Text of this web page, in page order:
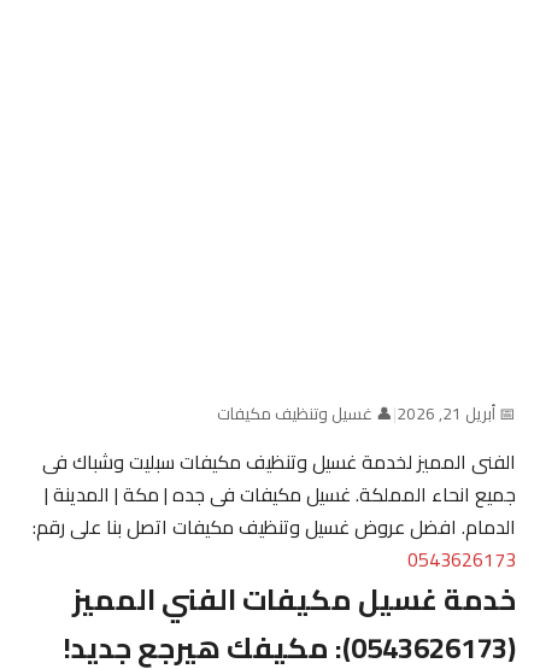
📅 أبريل 21, 2026 |👤 غسيل وتنظيف مكيفات
الفنى المميز لخدمة غسيل وتنظيف مكيفات سبليت وشباك فى
جميع انحاء المملكة. غسيل مكيفات فى جده | مكة | المدينة |
الدمام. افضل عروض غسيل وتنظيف مكيفات اتصل بنا على رقم:
0543626173
خدمة غسيل مكيفات الفني المميز